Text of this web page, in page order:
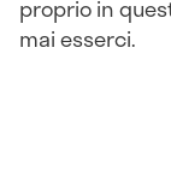
proprio in
mai esserci.